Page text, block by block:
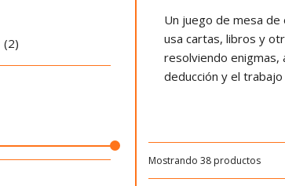
(2)
Un juego de mesa
usa cartas, libros y
resolviendo enigmas,
deducción y el
Mostrando 38 productos